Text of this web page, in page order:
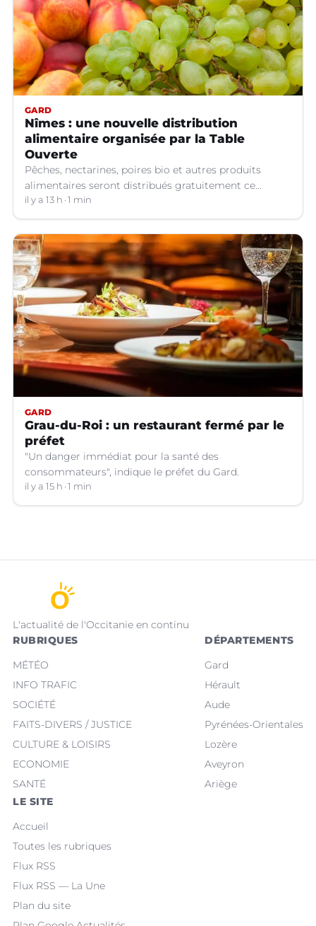
GARD
Nîmes : une nouvelle distribution
alimentaire organisée par la Table
Ouverte
Pêches, nectarines, poires bio et autres produits
alimentaires seront distribués gratuitement ce
vendredi 7 août par les bénévoles de la Table Ouverte
à Nîmes (Gard).
il y a 13 h 1 min
GARD
Grau-du-Roi : un restaurant fermé par le
préfet
"Un danger immédiat pour la santé des
consommateurs", indique le préfet du Gard.
il y a 15 h 1 min
L'actualité de l'Occitanie en continu
RUBRIQUES
MÉTÉO
INFO TRAFIC
SOCIÉTÉ
FAITS-DIVERS / JUSTICE
CULTURE & LOISIRS
ECONOMIE
SANTÉ
DÉPARTEMENTS
Gard
Hérault
Aude
Pyrénées-Orientales
Lozère
Aveyron
Ariège
LE SITE
Accueil
Toutes les rubriques
Flux RSS
Flux RSS — La Une
Plan du site